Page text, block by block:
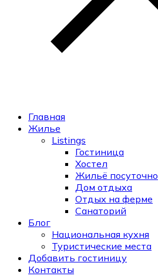
Главная
Жилье
Listings
Гостиница
Хостел
Жильё посуточно
Дом отдыха
Отдых на ферме
Санаторий
Блог
Национальная кухня
Туристические места
Добавить гостиницу
Контакты